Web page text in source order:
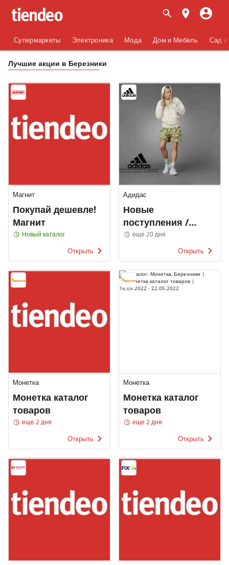
Супермаркеты Электроника Мода Дом и Мебель Сад и
Лучшие акции в Березники
Магнит
Покупай дешевле!
Магнит
Новый каталог
Открыть
Адидас
Новые
поступления /
МУЖЧИНЫ
еще 20 дня
Открыть
Монетка
Монетка каталог
товаров
еще 2 дня
Открыть
Монетка
Монетка каталог
товаров
еще 2 дня
Открыть